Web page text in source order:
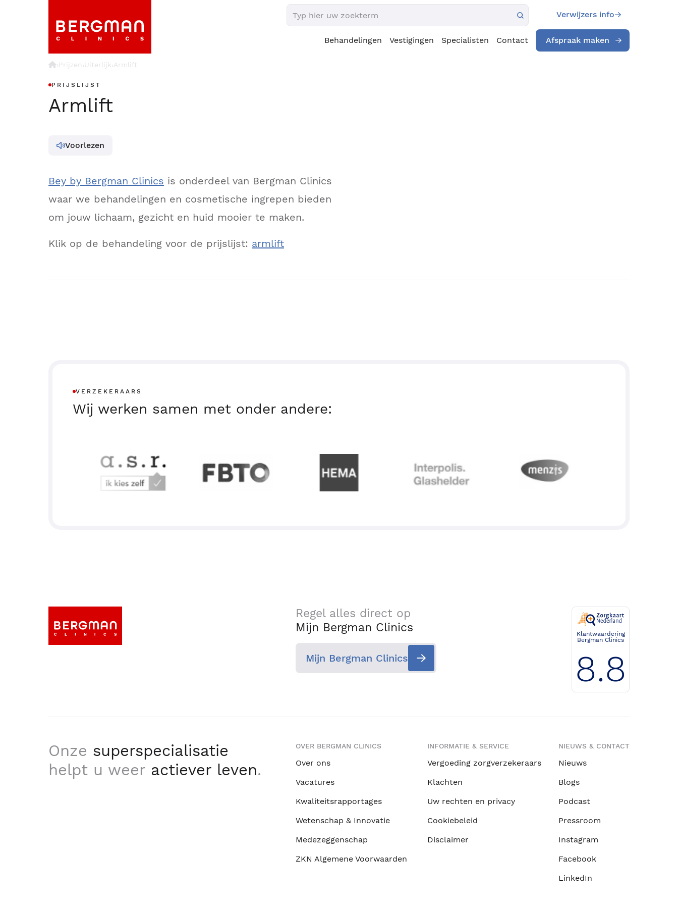
Verwijzers info
Behandelingen Vestigingen Specialisten Contact Afspraak maken
›Prijzen›Uiterlijk›Armlift
PRIJSLIJST
Armlift
Voorlezen
Bey by Bergman Clinics is onderdeel van Bergman Clinics
waar we behandelingen en cosmetische ingrepen bieden
om jouw lichaam, gezicht en huid mooier te maken.
Klik op de behandeling voor de prijslijst: armlift
VERZEKERAARS
Wij werken samen met onder andere:
Regel alles direct op
Mijn Bergman Clinics
Mijn Bergman Clinics
Klantwaardering
Bergman Clinics
8.8
Onze superspecialisatie
helpt u weer actiever leven.
OVER BERGMAN CLINICS
Over ons
Vacatures
Kwaliteitsrapportages
Wetenschap & Innovatie
Medezeggenschap
ZKN Algemene Voorwaarden
INFORMATIE & SERVICE
Vergoeding zorgverzekeraars
Klachten
Uw rechten en privacy
Cookiebeleid
Disclaimer
NIEUWS & CONTACT
Nieuws
Blogs
Podcast
Pressroom
Instagram
Facebook
LinkedIn